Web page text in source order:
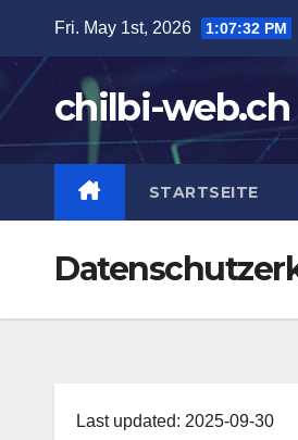
content
Fri. May 1st, 2026 1:07:33 PM
chilbi-web.ch
STARTSEITE
Last updated: 2025-09-30